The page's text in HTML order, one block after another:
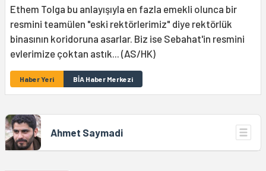
Ethem Tolga bu anlayışıyla en fazla emekli olunca bir
resmini teamülen "eski rektörlerimiz" diye rektörlük
binasının koridoruna asarlar. Biz ise Sebahat'in resmini
evlerimize çoktan astık... (AS/HK)
Haber Yeri BİA Haber Merkezi
Ahmet Saymadi